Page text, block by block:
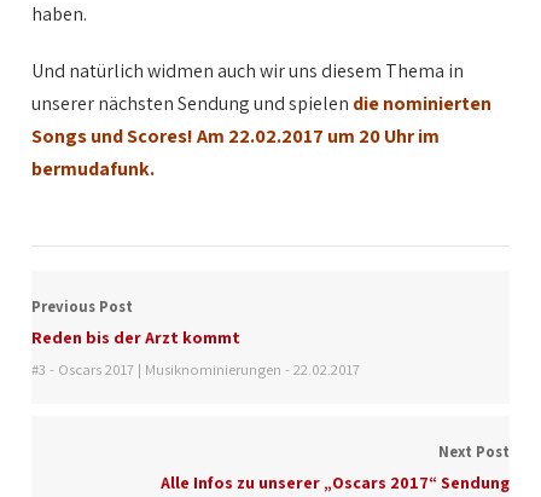
haben.
Und natürlich widmen auch wir uns diesem Thema in
unserer nächsten Sendung und spielen die nominierten
Songs und Scores! Am 22.02.2017 um 20 Uhr im
bermudafunk.
Previous Post
Reden bis der Arzt kommt
#3 - Oscars 2017 | Musiknominierungen - 22.02.2017
Next Post
Alle Infos zu unserer „Oscars 2017“ Sendung